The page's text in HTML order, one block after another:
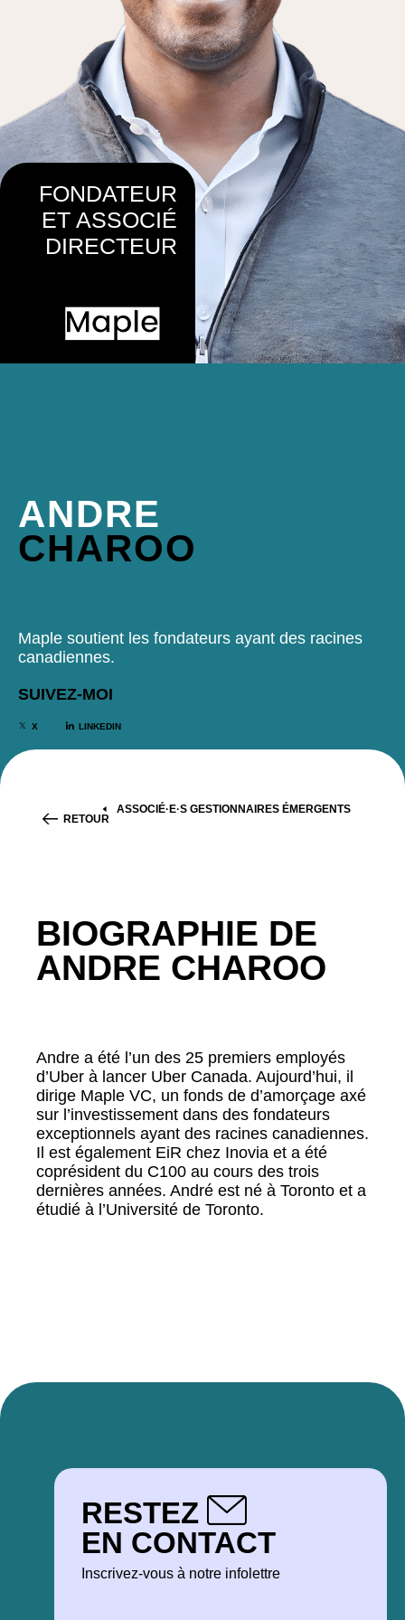
ANDRE
CHAROO
Maple soutient les fondateurs ayant des racines
canadiennes.
SUIVEZ-MOI
X LINKEDIN
FONDATEUR
ET ASSOCIÉ
DIRECTEUR
RETOUR
ASSOCIÉ·E·S GESTIONNAIRES ÉMERGENTS
BIOGRAPHIE DE
ANDRE CHAROO
Andre a été l’un des 25 premiers employés
d’Uber à lancer Uber Canada. Aujourd’hui, il
dirige Maple VC, un fonds de d’amorçage axé
sur l’investissement dans des fondateurs
exceptionnels ayant des racines canadiennes.
Il est également EiR chez Inovia et a été
coprésident du C100 au cours des trois
dernières années. André est né à Toronto et a
étudié à l’Université de Toronto.
RESTEZ
EN CONTACT
Inscrivez-vous à notre infolettre